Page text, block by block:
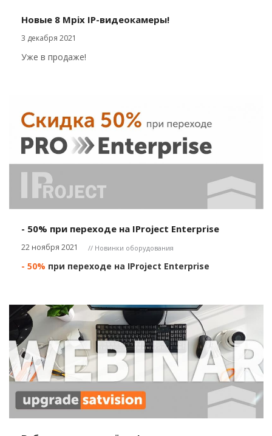
Новые 8 Mpix IP-видеокамеры!
3 декабря 2021
Уже в продаже!
- 50% при переходе на IProject Enterprise
22 ноября 2021 // Новинки оборудования
- 50% при переходе на IProject Enterprise